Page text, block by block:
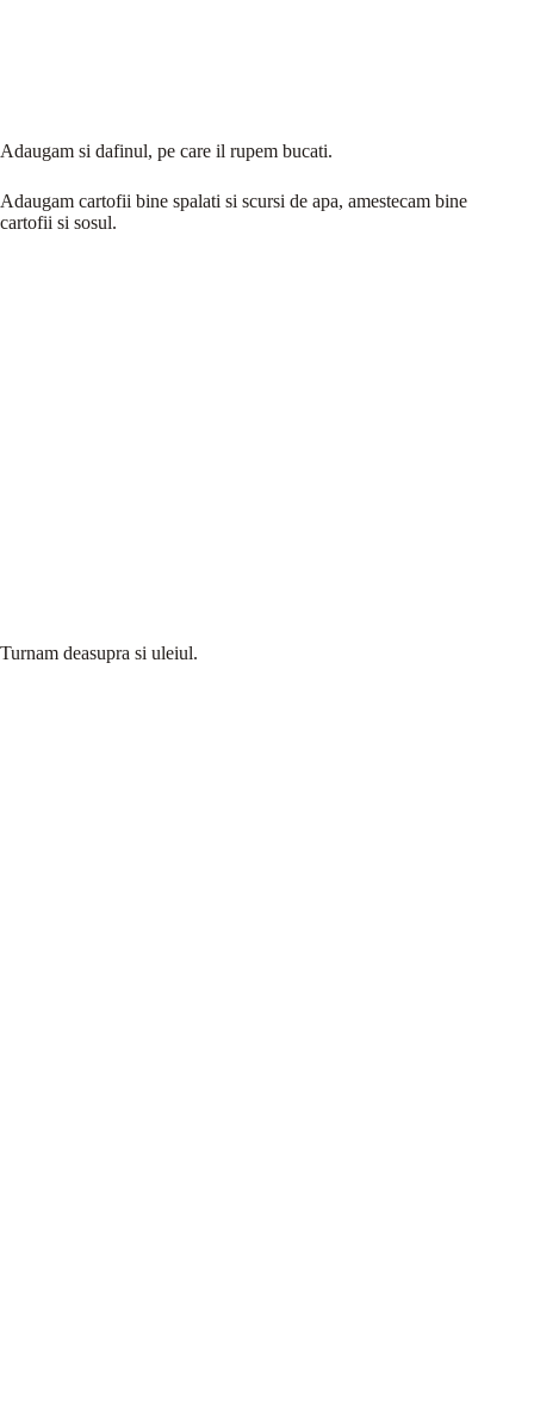
Adaugam si dafinul, pe care il rupem bucati.
Adaugam cartofii bine spalati si scursi de apa, amestecam bine
cartofii si sosul.
Turnam deasupra si uleiul.